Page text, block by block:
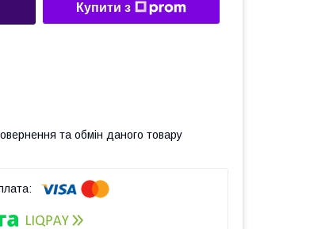
Купити з
та обмін даного товару